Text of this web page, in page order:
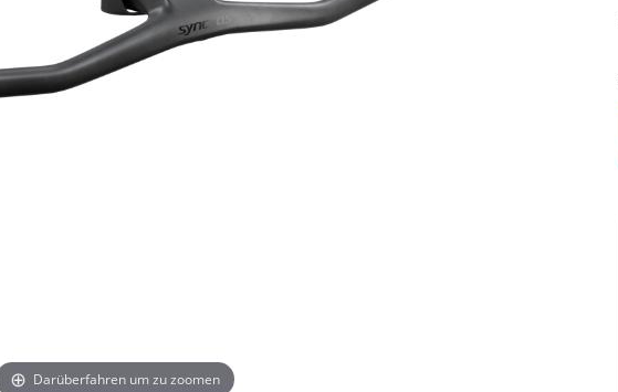
Darüberfahren um zu zoomen